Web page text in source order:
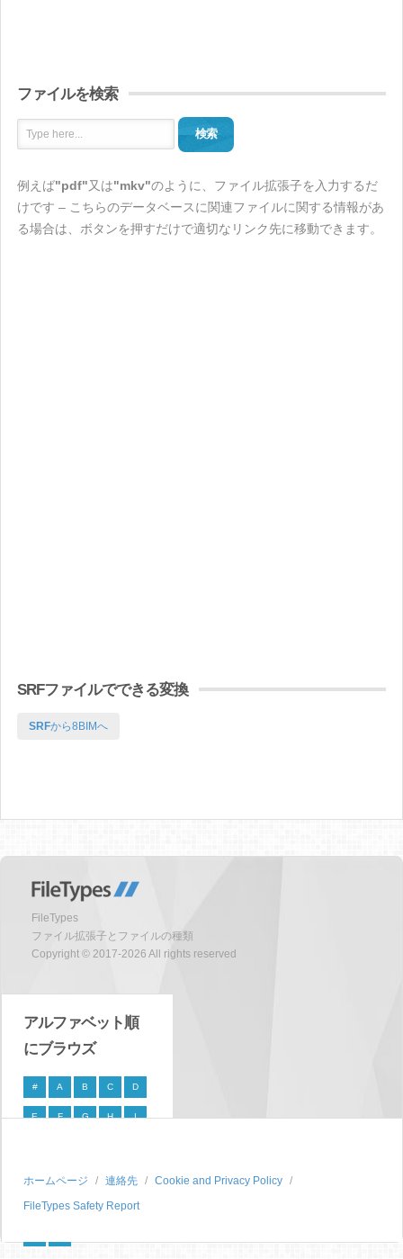
ファイルを検索
検索
例えば"pdf"又は"mkv"のように、ファイル拡張子を入力するだ
けです – こちらのデータベースに関連ファイルに関する情報があ
る場合は、ボタンを押すだけで適切なリンク先に移動できます。
SRFファイルでできる変換
SRFから8BIMへ
FileTypes
ファイル拡張子とファイルの種類
Copyright © 2017-2026 All rights reserved
アルファベット順
にブラウズ
# A B C D
E F G H I
P Q R S
T U V W X
ホームページ 連絡先
Cookie and Privacy Policy
FileTypes Safety Report